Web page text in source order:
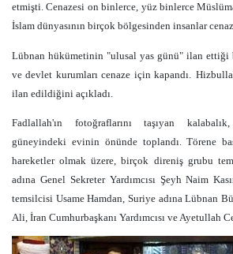
etmişti. Cenazesi on binlerce, yüz binlerce
İslam dünyasının birçok bölgesinden insanlar
Lübnan hükümetinin "ulusal yas günü" ilan ettiği
ve devlet kurumları cenaze için kapandı.
ilan edildiğini açıkladı.
Fadlallah'ın fotoğraflarını taşıyan
güneyindeki evinin önünde toplandı. Törene
hareketler olmak üzere, birçok direniş grubu
adına Genel Sekreter Yardımcısı Şeyh Naim
temsilcisi Usame Hamdan, Suriye adına Lübnan
Ali, İran Cumhurbaşkanı Yardımcısı ve Ayetullah